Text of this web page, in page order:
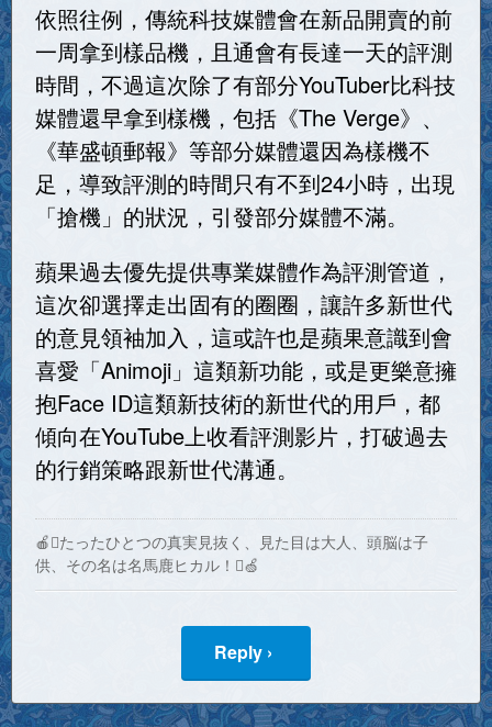
依照往例，傳統科技媒體會在新品開賣的前
一周拿到樣品機，且通會有長達一天的評測
時間，不過這次除了有部分YouTuber比科技
媒體還早拿到樣機，包括《The Verge》、
《華盛頓郵報》等部分媒體還因為樣機不
足，導致評測的時間只有不到24小時，出現
「搶機」的狀況，引發部分媒體不滿。
蘋果過去優先提供專業媒體作為評測管道，
這次卻選擇走出固有的圈圈，讓許多新世代
的意見領袖加入，這或許也是蘋果意識到會
喜愛「Animoji」這類新功能，或是更樂意擁
抱Face ID這類新技術的新世代的用戶，都
傾向在YouTube上收看評測影片，打破過去
的行銷策略跟新世代溝通。
🍎たったひとつの真実見抜く、見た目は大人、頭脳は子
供、その名は名馬鹿ヒカル！🍏
Reply ›